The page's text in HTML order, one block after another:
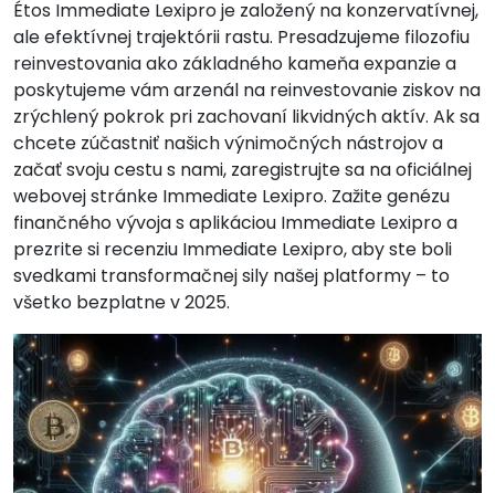
Étos Immediate Lexipro je založený na konzervatívnej,
ale efektívnej trajektórii rastu. Presadzujeme filozofiu
reinvestovania ako základného kameňa expanzie a
poskytujeme vám arzenál na reinvestovanie ziskov na
zrýchlený pokrok pri zachovaní likvidných aktív. Ak sa
chcete zúčastniť našich výnimočných nástrojov a
začať svoju cestu s nami, zaregistrujte sa na oficiálnej
webovej stránke Immediate Lexipro. Zažite genézu
finančného vývoja s aplikáciou Immediate Lexipro a
prezrite si recenziu Immediate Lexipro, aby ste boli
svedkami transformačnej sily našej platformy – to
všetko bezplatne v 2025.